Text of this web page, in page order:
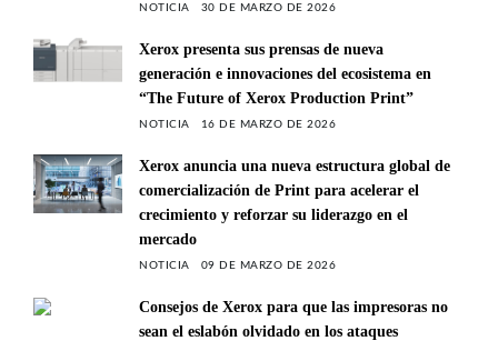
NOTICIA 30 DE MARZO DE 2026
Xerox presenta sus prensas de nueva
generación e innovaciones del ecosistema en
“The Future of Xerox Production Print”
NOTICIA 16 DE MARZO DE 2026
Xerox anuncia una nueva estructura global de
comercialización de Print para acelerar el
crecimiento y reforzar su liderazgo en el
mercado
NOTICIA 09 DE MARZO DE 2026
Consejos de Xerox para que las impresoras no
sean el eslabón olvidado en los ataques